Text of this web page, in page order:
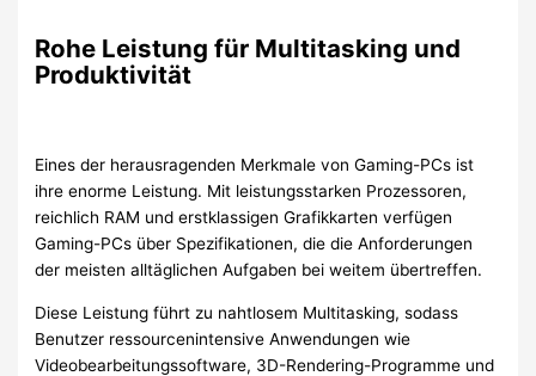
Rohe Leistung für Multitasking und
Produktivität
Eines der herausragenden Merkmale von Gaming-PCs ist
ihre enorme Leistung. Mit leistungsstarken Prozessoren,
reichlich RAM und erstklassigen Grafikkarten verfügen
Gaming-PCs über Spezifikationen, die die Anforderungen
der meisten alltäglichen Aufgaben bei weitem übertreffen.
Diese Leistung führt zu nahtlosem Multitasking, sodass
Benutzer ressourcenintensive Anwendungen wie
Videobearbeitungssoftware, 3D-Rendering-Programme und